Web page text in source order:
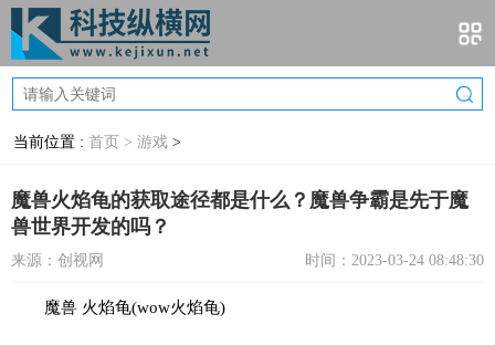
当前位置 : 首页 > 游戏 >
魔兽火焰龟的获取途径都是什么？魔兽争霸是先于魔
兽世界开发的吗？
来源：创视网 时间：2023-03-24 08:48:30
魔兽 火焰龟(wow火焰龟)